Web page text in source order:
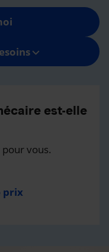
est-elle
vous.
prix